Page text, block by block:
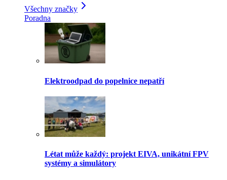
Všechny značky
Poradna
Elektroodpad do popelnice nepatří
Létat může každý: projekt EIVA, unikátní FPV
systémy a simulátory